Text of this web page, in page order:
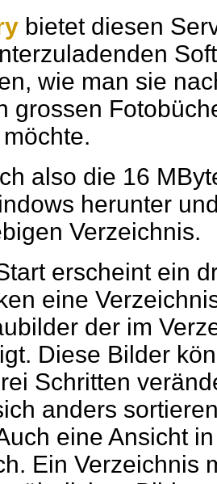
bietet diesen
wie man sie
grossen
also die 16
herunter
Verzeichnis.
erscheint ein
eine
der im
Diese Bilder
Schritten
anders
eine Ansicht
Ein Verzeichnis